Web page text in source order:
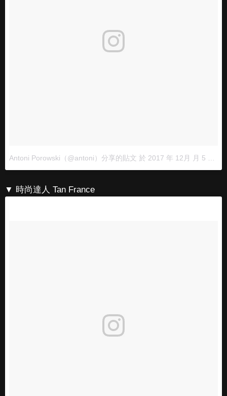
Antoni Porowski（@antoni）分享的貼文 於 2017 年 12月 月 5 11:07上午 PST
▼ 時尚達人 Tan France